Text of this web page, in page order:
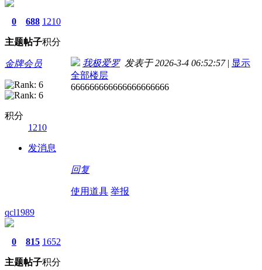
0
主题
688
帖子
1210
积分
金牌会员
积分
1210
发消息
我极爱罗发表于 2026-3-4 06:52:57 | 显示
全部楼层
666666666666666666666
回复
使用道具 举报
qcl1989
0
主题
815
帖子
1652
积分